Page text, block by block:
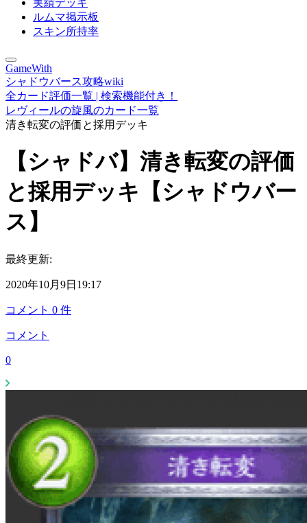
実績デッキ
ルムマ掲示板
スキン所持率
GameWith
シャドウバース攻略wiki
全カード評価一覧 | 検索機能付き！
レヴィールの旋風のカード一覧
清き転変の評価と採用デッキ
【シャドバ】清き転変の評価
と採用デッキ【シャドウバー
ス】
最終更新:
2020年10月9日19:17
コメント 0 件
コメント
0